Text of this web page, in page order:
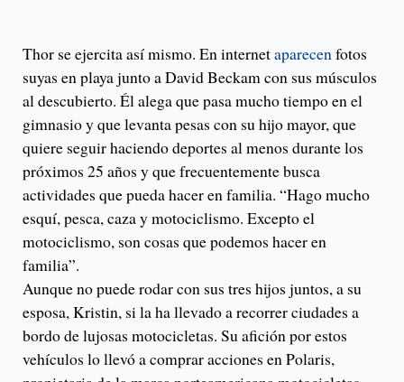
Thor se ejercita así mismo. En internetaparecen fotos
suyas en playa junto a David Beckam con sus músculos
al descubierto. Él alega que pasa mucho tiempo en el
gimnasio y que levanta pesas con su hijo mayor, que
quiere seguir haciendo deportes al menos durante los
próximos 25 años y que frecuentemente busca
actividades que pueda hacer en familia. “Hago mucho
esquí, pesca, caza y motociclismo. Excepto el
motociclismo, son cosas que podemos hacer en
familia”.
Aunque no puede rodar con sus tres hijos juntos, a su
esposa, Kristin, si la ha llevado a recorrer ciudades a
bordo de lujosas motocicletas. Su afición por estos
vehículos lo llevó a comprar acciones en Polaris,